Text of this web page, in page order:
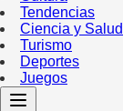
Tendencias
Ciencia y Salud
Turismo
Deportes
Juegos